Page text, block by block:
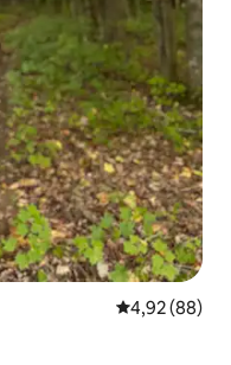
Gemiddelde
4,92 (88)